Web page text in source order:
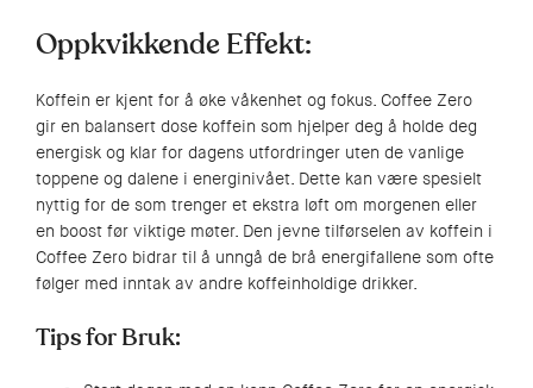
Oppkvikkende Effekt:
Koffein er kjent for å øke våkenhet og fokus. Coffee Zero
gir en balansert dose koffein som hjelper deg å holde deg
energisk og klar for dagens utfordringer uten de vanlige
toppene og dalene i energinivået. Dette kan være spesielt
nyttig for de som trenger et ekstra løft om morgenen eller
en boost før viktige møter. Den jevne tilførselen av koffein i
Coffee Zero bidrar til å unngå de brå energifallene som ofte
følger med inntak av andre koffeinholdige drikker.
Tips for Bruk: